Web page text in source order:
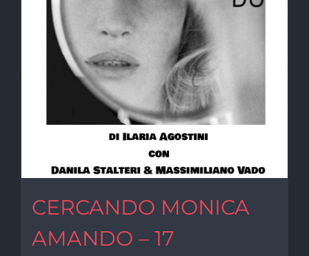
CERCANDO MONICA
AMANDO – 17